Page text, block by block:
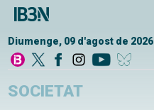
Diumenge, 09 d'agost de 2026
SOCIETAT